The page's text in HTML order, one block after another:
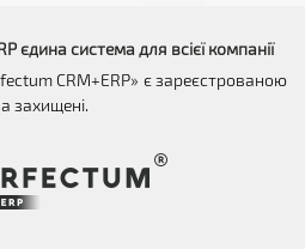
єдина система для всієї компанії
CRM+ERP» є зареєстрованою
захищені.